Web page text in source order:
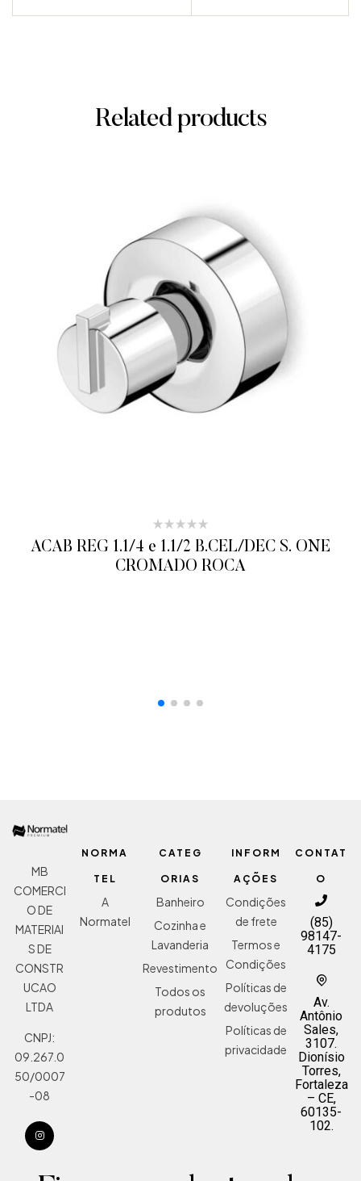
Related products
ACAB REG 1.1/4 e 1.1/2 B.CEL/DEC S. ONE
CROMADO ROCA
MB
COMERCI
O DE
MATERIAI
S DE
CONSTR
UCAO
LTDA
CNPJ:
09.267.0
50/0007
-08
NORMA
TEL
A
Normatel
CATEG
ORIAS
Banheiro
Cozinha e
Lavanderia
Revestimento
Todos os
produtos
INFORM
AÇÕES
Condições
de frete
Termos e
Condições
Políticas de
devoluções
Políticas de
privacidade
CONTAT
O
(85)
98147-
4175
Av.
Antônio
Sales,
3107.
Dionísio
Torres,
Fortaleza
– CE,
60135-
102.